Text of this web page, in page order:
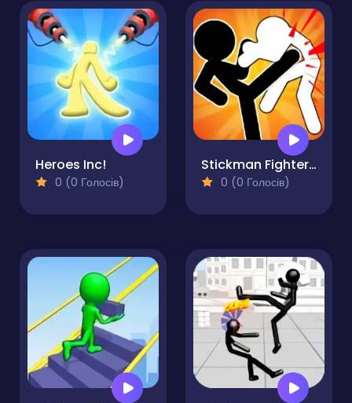
Heroes Inc!
0 (0 Голосів)
Stickman Fighter Mega Brawl
0 (0 Голосів)